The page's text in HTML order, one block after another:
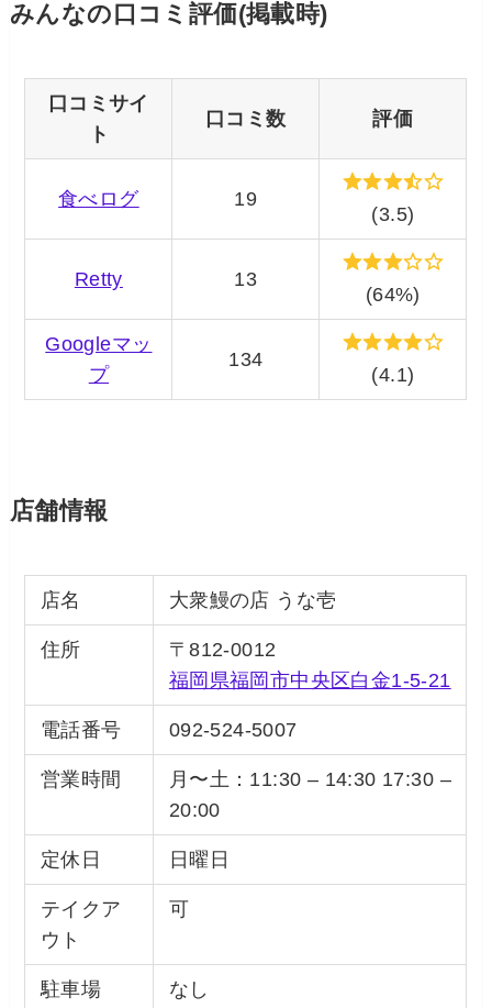
みんなの口コミ評価(掲載時)
口コミサイ
ト
口コミ数 評価
食べログ 19
(3.5)
Retty 13
(64%)
Googleマッ
プ
134
(4.1)
店舗情報
店名 大衆鰻の店 うな壱
住所
〒812-0012
福岡県福岡市中央区白金1-5-21
電話番号 092-524-5007
営業時間
月〜土：11:30 – 14:30 17:30 –
20:00
定休日 日曜日
テイクア
ウト
可
駐車場 なし